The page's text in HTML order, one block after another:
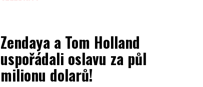
Zendaya a Tom Holland
uspořádali oslavu za půl
milionu dolarů!